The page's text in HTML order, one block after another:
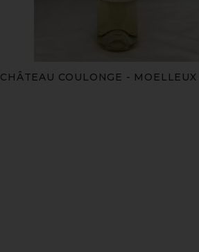
CHÂTEAU COULONGE -